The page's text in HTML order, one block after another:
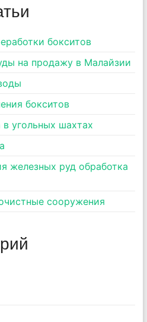
бокситов
на продажу в Малайзии
бокситов
угольных шахтах
железных руд обработка
сооружения